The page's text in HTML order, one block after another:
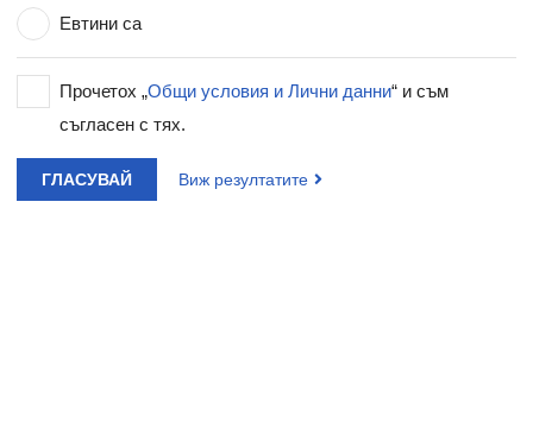
Евтини са
Прочетох „Общи условия и Лични данни“ и съм
съгласен с тях.
ГЛАСУВАЙ Виж резултатите